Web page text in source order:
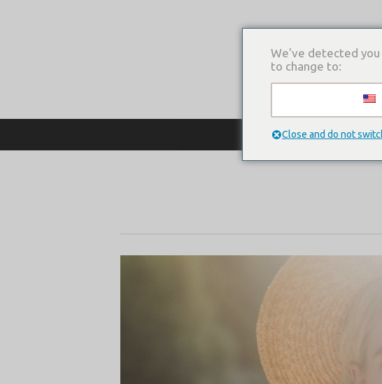
We've detected
to change to:
Close and do not